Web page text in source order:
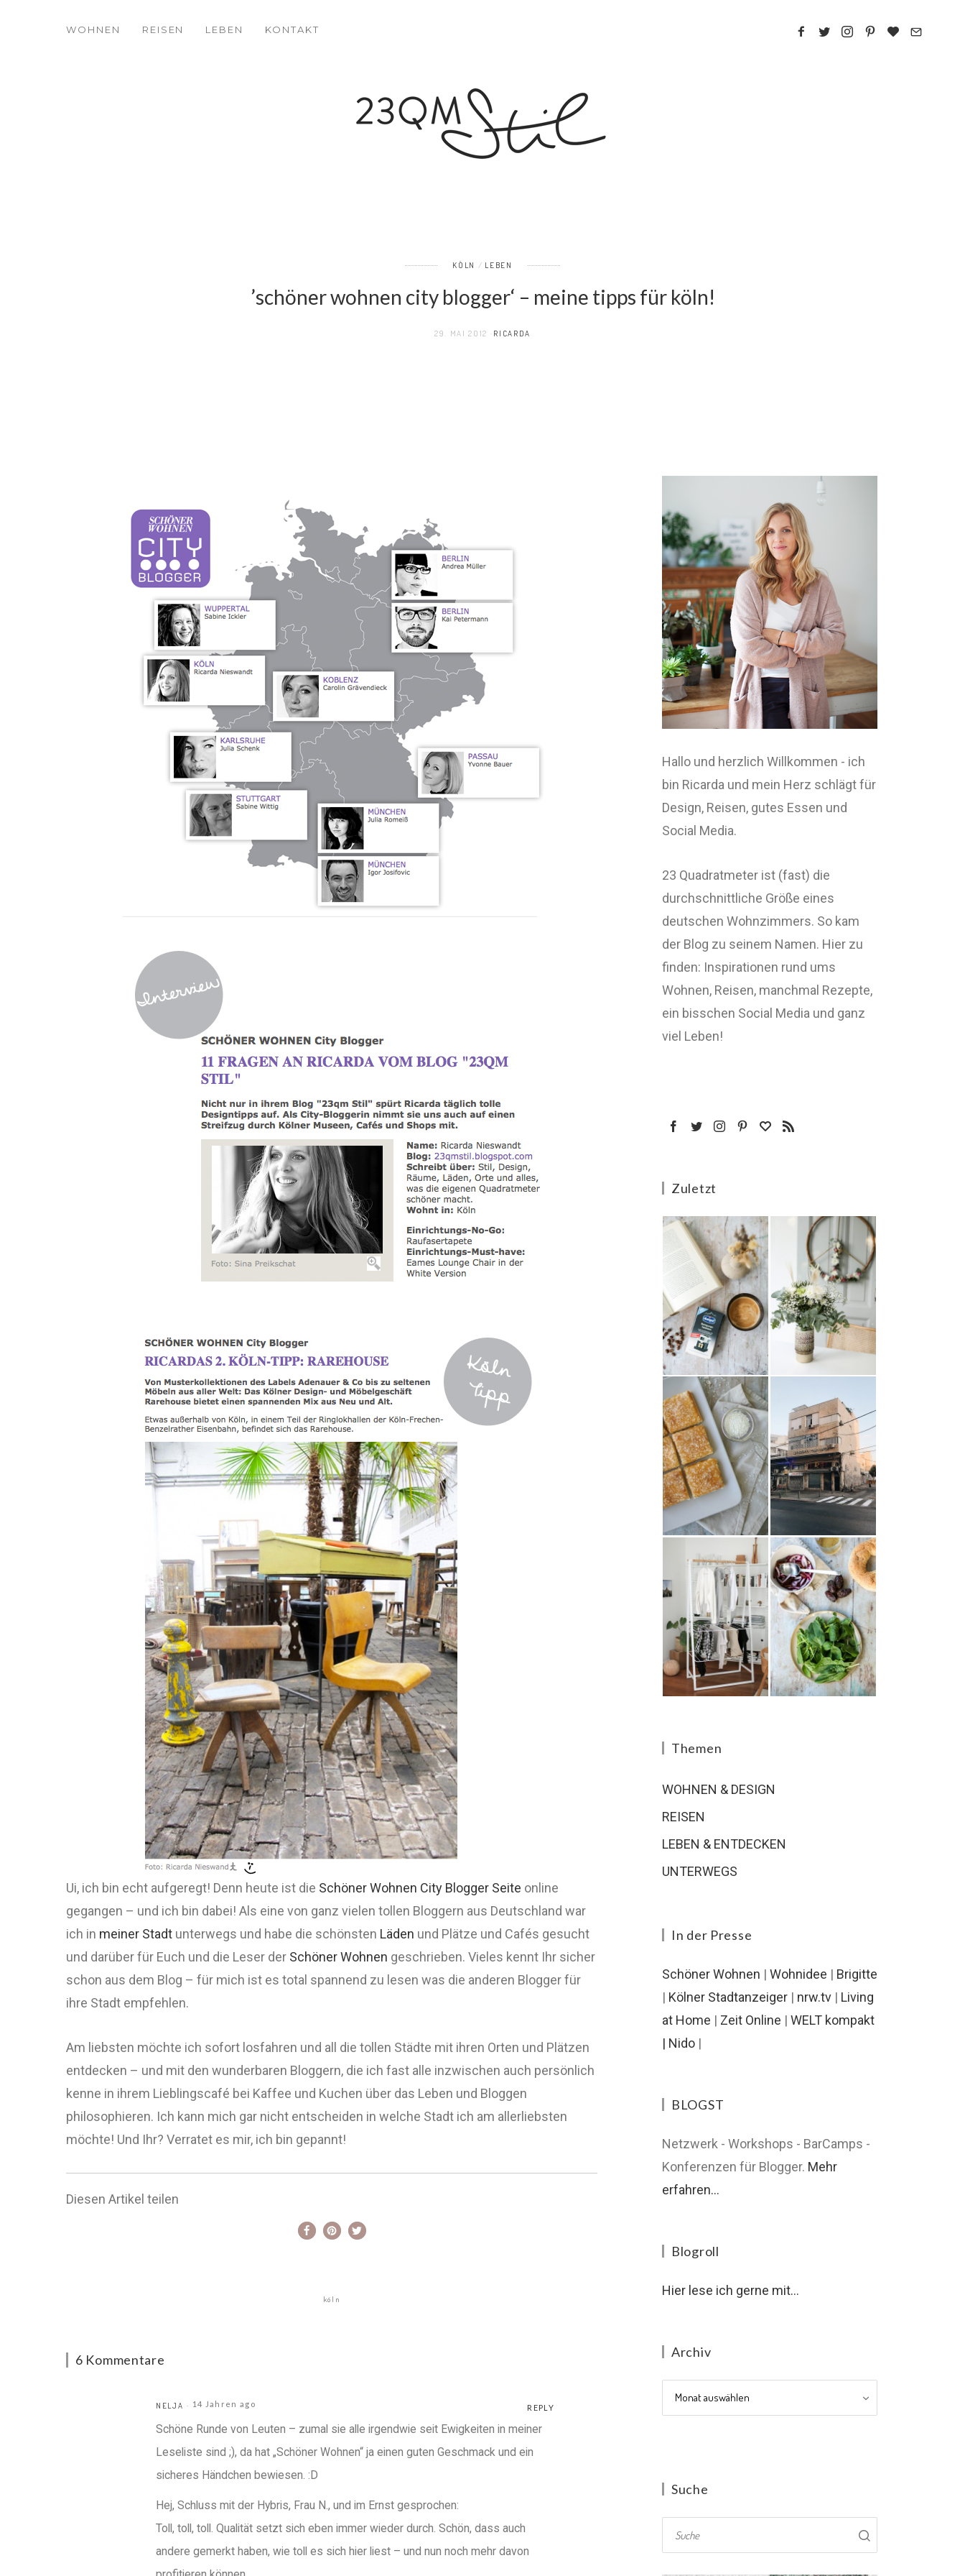
WOHNEN REISEN LEBEN KONTAKT
KÖLN LEBEN
’schöner wohnen city blogger‘ – meine tipps für köln!
29. MAI 2012 RICARDA
Ui, ich bin echt aufgeregt! Denn heute ist die Schöner Wohnen City Blogger Seite online
gegangen – und ich bin dabei! Als eine von ganz vielen tollen Bloggern aus Deutschland war
ich in meiner Stadt unterwegs und habe die schönsten Läden und Plätze und Cafés gesucht
und darüber für Euch und die Leser der Schöner Wohnen geschrieben. Vieles kennt Ihr sicher
schon aus dem Blog – für mich ist es total spannend zu lesen was die anderen Blogger für
ihre Stadt empfehlen.
Am liebsten möchte ich sofort losfahren und all die tollen Städte mit ihren Orten und Plätzen
entdecken – und mit den wunderbaren Bloggern, die ich fast alle inzwischen auch persönlich
kenne in ihrem Lieblingscafé bei Kaffee und Kuchen über das Leben und Bloggen
philosophieren. Ich kann mich gar nicht entscheiden in welche Stadt ich am allerliebsten
möchte! Und Ihr? Verratet es mir, ich bin gepannt!
Diesen Artikel teilen
köln
6 Kommentare
NELJA 14 Jahren ago REPLY
Schöne Runde von Leuten – zumal sie alle irgendwie seit Ewigkeiten in meiner
Leseliste sind ;), da hat „Schöner Wohnen“ ja einen guten Geschmack und ein
sicheres Händchen bewiesen. :D
Hej, Schluss mit der Hybris, Frau N., und im Ernst gesprochen:
Toll, toll, toll. Qualität setzt sich eben immer wieder durch. Schön, dass auch
andere gemerkt haben, wie toll es sich hier liest – und nun noch mehr davon
Hallo und herzlich Willkommen - ich
bin Ricarda und mein Herz schlägt für
Design, Reisen, gutes Essen und
Social Media.
23 Quadratmeter ist (fast) die
durchschnittliche Größe eines
deutschen Wohnzimmers. So kam
der Blog zu seinem Namen. Hier zu
finden: Inspirationen rund ums
Wohnen, Reisen, manchmal Rezepte,
ein bisschen Social Media und ganz
viel Leben!
Zuletzt
Themen
WOHNEN & DESIGN
REISEN
LEBEN & ENTDECKEN
UNTERWEGS
In der Presse
Schöner Wohnen | Wohnidee | Brigitte
| Kölner Stadtanzeiger | nrw.tv | Living
at Home | Zeit Online | WELT kompakt
| Nido |
BLOGST
Netzwerk - Workshops - BarCamps -
Konferenzen für Blogger. Mehr
erfahren...
Blogroll
Hier lese ich gerne mit...
Archiv
Archiv
Suche